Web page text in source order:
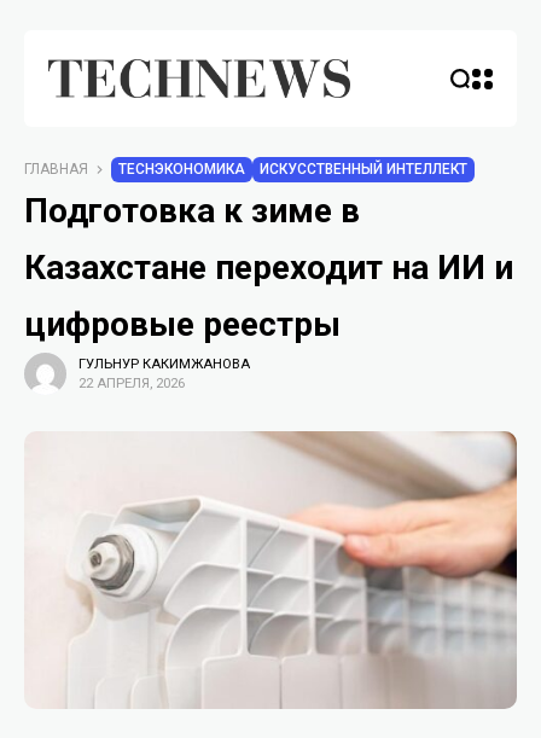
ГЛАВНАЯ TECHЭКОНОМИКА ИСКУССТВЕННЫЙ ИНТЕЛЛЕКТ
Подготовка к зиме в
Казахстане переходит на ИИ и
цифровые реестры
ГУЛЬНУР КАКИМЖАНОВА
22 АПРЕЛЯ, 2026